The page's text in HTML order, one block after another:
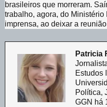
brasileiros que morreram.
trabalho, agora, do Ministério
imprensa, ao deixar a
Patricia
Estudos
Política,
GGN há